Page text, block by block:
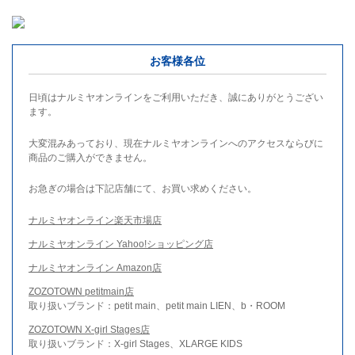
お客様各位
日頃はナルミヤオンラインをご利用いただき、誠にありがとうござい
ます。
大変混みあっており、現在ナルミヤオンラインへのアクセスならびに
商品のご購入ができません。
お急ぎの場合は下記店舗にて、お買い求めください。
ナルミヤオンライン楽天市場店
ナルミヤオンライン Yahoo!ショッピング店
ナルミヤオンライン Amazon店
ZOZOTOWN petitmain店
取り扱いブランド：petit main、petit main LIEN、b・ROOM
ZOZOTOWN X-girl Stages店
取り扱いブランド：X-girl Stages、XLARGE KIDS